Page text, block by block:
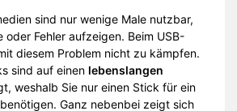
sind nur wenige Male nutzbar,
oder Fehler aufzeigen. Beim USB-
diesem Problem nicht zu kämpfen.
sind auf einen lebenslangen
weshalb Sie nur einen Stick für ein
Ganz nebenbei zeigt sich